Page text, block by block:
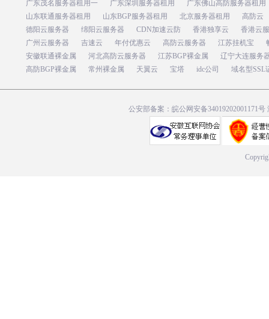
广东茂名服务器租用一 广东深圳服务器租用
广东佛山高防服务器租用
山东联通服务器租用
山东BGP服务器租用 北京服务器租用
高防云
德阳云服务器
绵阳云服务器 CDN加速云防 香港独享云
香港云
广州云服务器
吉速云 年付优惠云 高防云服务器 江苏挂机宝
安徽联通裸金属
河北高防云服务器 江苏BGP裸金属
辽宁大连服务
高防BGP裸金属
常州裸金属 天翼云 宝塔 idc公司 域名型SSL
公安部备案：皖公网安备34019202001171号